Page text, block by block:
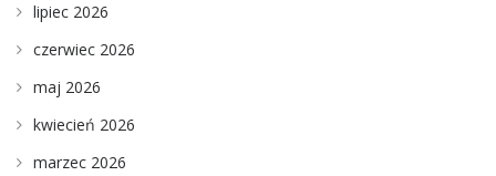
lipiec 2026
czerwiec 2026
maj 2026
kwiecień 2026
marzec 2026